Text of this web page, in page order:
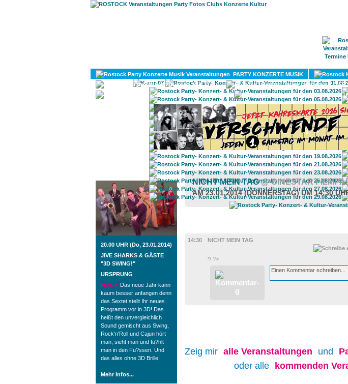
PARTY KONZERTE MUSIK
KULTUR
DIVERSES
ROSTOCK TAGESTIPP
20.00 UHR (Do, 23.01.2014)
JIVE SHARKS & GÄSTE
"3D SWING!"
URSPRUNG
MUSIK Das neue Jahr kann
kaum besser anfangen denn
das Sextet stellt Ihr neues
Programm vor in 3D! Das
heißt den unvergleichlich
Sound gemischt aus Swing,
Rock'n'Roll und Cajun hört
man, sieht man und fu?hlt
man in den Fu?ssen. Und
das alles ohne 3D Brille!
Mehr Infos...
NICHT MEIN TAG@ CINESTAR
AM 23.01.2014 (DONNERSTAG) UM 14:30
14:30
NICHT MEIN TAG
*/ ?>
Zeig mir alle Veranstaltungen und
oder alle
kommenden